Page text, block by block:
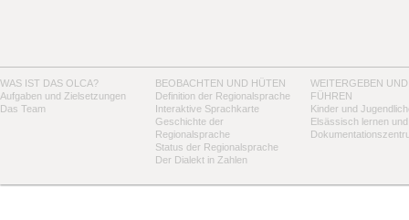
WAS IST DAS OLCA?
Aufgaben und Zielsetzungen
Das Team
BEOBACHTEN UND HÜTEN
Definition der Regionalsprache
Interaktive Sprachkarte
Geschichte der
Regionalsprache
Status der Regionalsprache
Der Dialekt in Zahlen
WEITERGEBEN UND
FÜHREN
Kinder und
Elsässisch lernen